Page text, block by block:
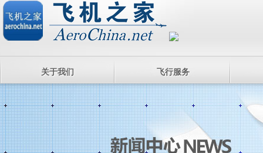
关于我们 飞行服务